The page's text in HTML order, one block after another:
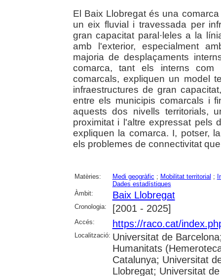
El Baix Llobregat és una
un eix fluvial i travessada per
gran capacitat paral·leles a la
amb l'exterior, especialment
majoria de desplaçaments
comarca, tant els interns
comarcals, expliquen un model
infraestructures de gran
entre els municipis comarcals i
aquests dos nivells territorials,
proximitat i l'altre expressat pels
expliquen la comarca. I, potser,
els problemes de connectivitat
Matèries: Medi geogràfic ; Mobilitat territorial ;
Dades estadístiques
Àmbit:
Baix Llobregat
Cronologia: [2001 - 2025]
Accés: https://raco.cat/
Localització: Universitat de
Humanitats
Catalunya; Universitat
Llobregat; Universitat